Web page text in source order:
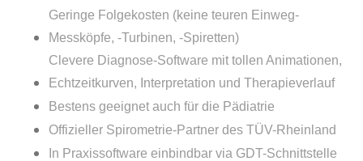
Geringe Folgekosten (keine teuren Einweg-
Messköpfe, -Turbinen, -Spiretten)
Clevere Diagnose-Software mit tollen Animationen,
Echtzeitkurven, Interpretation und Therapieverlauf
Bestens geeignet auch für die Pädiatrie
Offizieller Spirometrie-Partner des TÜV-Rheinland
In Praxissoftware einbindbar via GDT-Schnittstelle